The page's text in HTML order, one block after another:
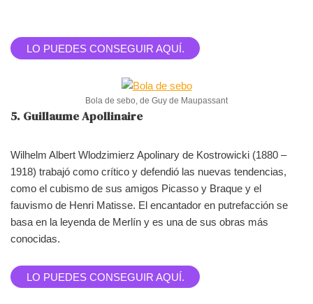
LO PUEDES CONSEGUIR AQUÍ.
Bola de sebo, de Guy de Maupassant
5. Guillaume Apollinaire
Wilhelm Albert Wlodzimierz Apolinary de Kostrowicki (1880 –
1918) trabajó como crítico y defendió las nuevas tendencias,
como el cubismo de sus amigos Picasso y Braque y el
fauvismo de Henri Matisse. El encantador en putrefacción se
basa en la leyenda de Merlín y es una de sus obras más
conocidas.
LO PUEDES CONSEGUIR AQUÍ.